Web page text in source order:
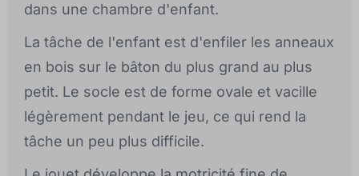
dans une chambre d'enfant.
La tâche de l'enfant est d'enfiler les anneaux
en bois sur le bâton du plus grand au plus
petit. Le socle est de forme ovale et vacille
légèrement pendant le jeu, ce qui rend la
tâche un peu plus difficile.